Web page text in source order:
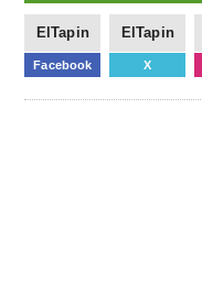
ElTapin
Facebook
ElTapin
X